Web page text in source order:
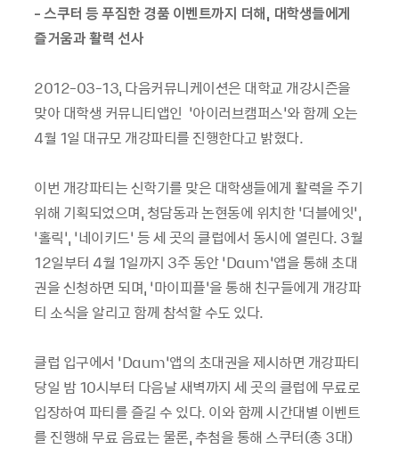
- 스쿠터 등 푸짐한 경품 이벤트까지 더해, 대학생들에게
즐거움과 활력 선사
2012-03-13, 다음커뮤니케이션은 대학교 개강시즌을
맞아 대학생 커뮤니티앱인 ‘아이러브캠퍼스’와 함께 오는
4월 1일 대규모 개강파티를 진행한다고 밝혔다.
이번 개강파티는 신학기를 맞은 대학생들에게 활력을 주기
위해 기획되었으며, 청담동과 논현동에 위치한 ‘더블에잇’,
‘홀릭’, ‘네이키드’ 등 세 곳의 클럽에서 동시에 열린다. 3월
12일부터 4월 1일까지 3주 동안 ‘Daum’앱을 통해 초대
권을 신청하면 되며, ‘마이피플’을 통해 친구들에게 개강파
티 소식을 알리고 함께 참석할 수도 있다.
클럽 입구에서 ‘Daum’앱의 초대권을 제시하면 개강파티
당일 밤 10시부터 다음날 새벽까지 세 곳의 클럽에 무료로
입장하여 파티를 즐길 수 있다. 이와 함께 시간대별 이벤트
를 진행해 무료 음료는 물론, 추첨을 통해 스쿠터(총 3대)